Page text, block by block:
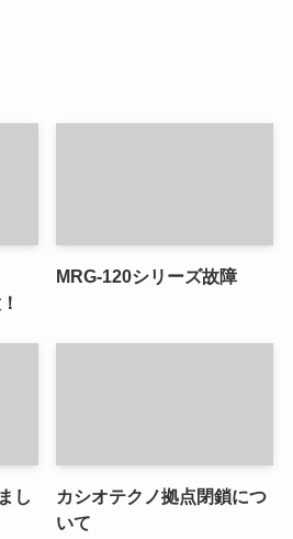
MRG-120シリーズ故障
し
カシオテクノ拠点閉鎖につ
いて